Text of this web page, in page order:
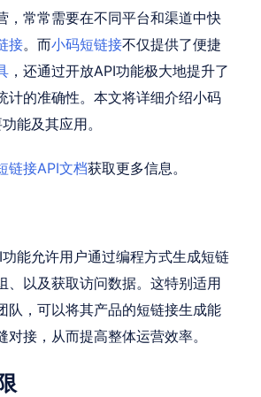
，常常需要在不同平台和渠道中快
接。而小码短链接不仅提供了便捷
，还通过开放API功能极大地提升了
计的准确性。本文将详细介绍小码
能及其应用。
链接API文档获取更多信息。
能允许用户通过编程方式生成短链
、以及获取访问数据。这特别适用
队，可以将其产品的短链接生成能
对接，从而提高整体运营效率。